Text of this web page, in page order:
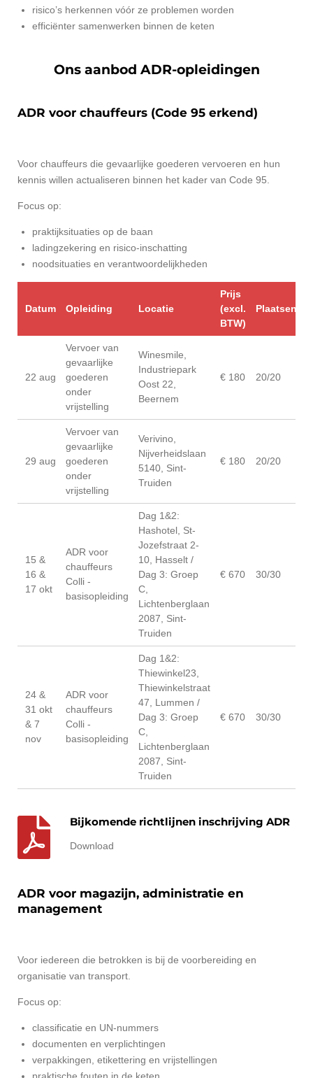
risico’s herkennen vóór ze problemen worden
efficiënter samenwerken binnen de keten
Ons aanbod ADR-opleidingen
ADR voor chauffeurs (Code 95 erkend)
Voor chauffeurs die gevaarlijke goederen vervoeren en hun
kennis willen actualiseren binnen het kader van Code 95.
Focus op:
praktijksituaties op de baan
ladingzekering en risico-inschatting
noodsituaties en verantwoordelijkheden
Datum Opleiding Locatie
Prijs
(excl.
BTW)
Plaatsen
22 aug
Vervoer van
gevaarlijke
goederen
onder
vrijstelling
Winesmile,
Industriepark
Oost 22,
Beernem
€ 180 20/20
29 aug
Vervoer van
gevaarlijke
goederen
onder
vrijstelling
Verivino,
Nijverheidslaan
5140, Sint-
Truiden
€ 180 20/20
15 &
16 &
17 okt
ADR voor
chauffeurs
Colli -
basisopleiding
Dag 1&2:
Hashotel, St-
Jozefstraat 2-
10, Hasselt /
Dag 3: Groep
C,
Lichtenberglaan
2087, Sint-
Truiden
€ 670 30/30
24 &
31 okt
& 7
nov
ADR voor
chauffeurs
Colli -
basisopleiding
Dag 1&2:
Thiewinkel23,
Thiewinkelstraat
47, Lummen /
Dag 3: Groep
C,
Lichtenberglaan
2087, Sint-
Truiden
€ 670 30/30
Bijkomende richtlijnen inschrijving ADR
Download
ADR voor magazijn, administratie en
management
Voor iedereen die betrokken is bij de voorbereiding en
organisatie van transport.
Focus op:
classificatie en UN-nummers
documenten en verplichtingen
verpakkingen, etikettering en vrijstellingen